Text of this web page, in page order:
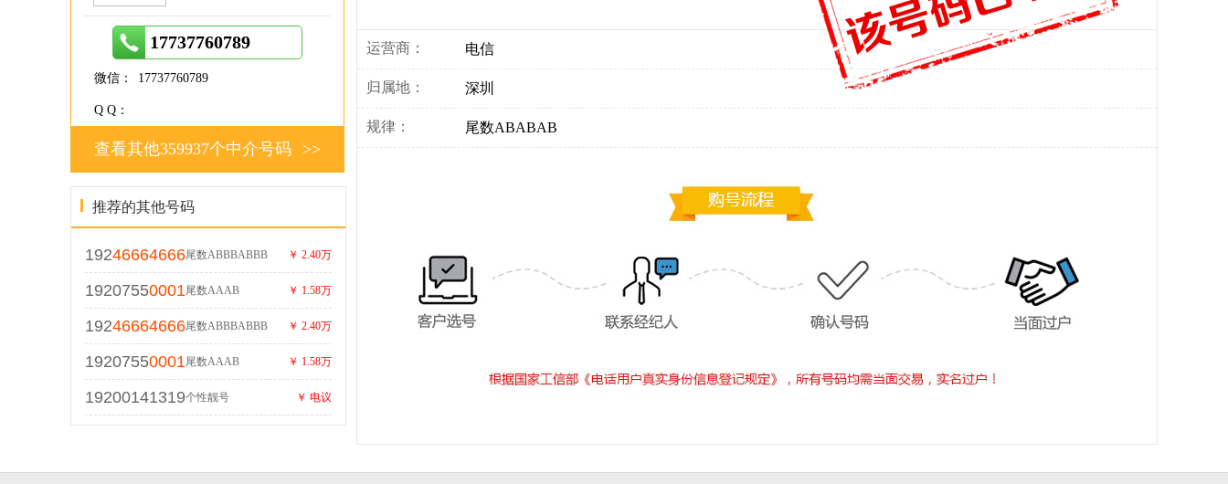
运营商： 电信
归属地： 深圳
规律： 尾数ABABAB
17737760789
微信： 17737760789
Q Q：
>>
查看其他359937个中介号码
推荐的其他号码
19246664666尾数ABBBABBB ￥ 2.40万
19207550001尾数AAAB ￥ 1.58万
19246664666尾数ABBBABBB ￥ 2.40万
19207550001尾数AAAB ￥ 1.58万
19200141319个性靓号 ￥ 电议